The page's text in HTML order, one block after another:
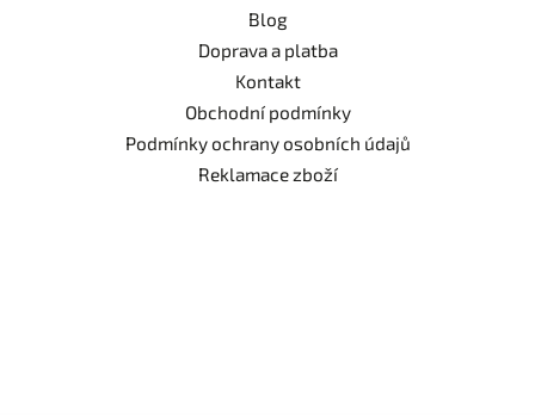
Blog
Doprava a platba
Kontakt
Obchodní podmínky
Podmínky ochrany osobních údajů
Reklamace zboží